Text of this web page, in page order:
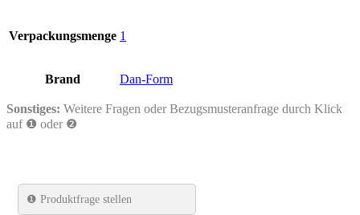
Verpackungsmenge 1
Brand Dan-Form
Sonstiges: Weitere Fragen oder Bezugsmusteranfrage durch Klick
auf ❶ oder ❷
❶ Produktfrage stellen